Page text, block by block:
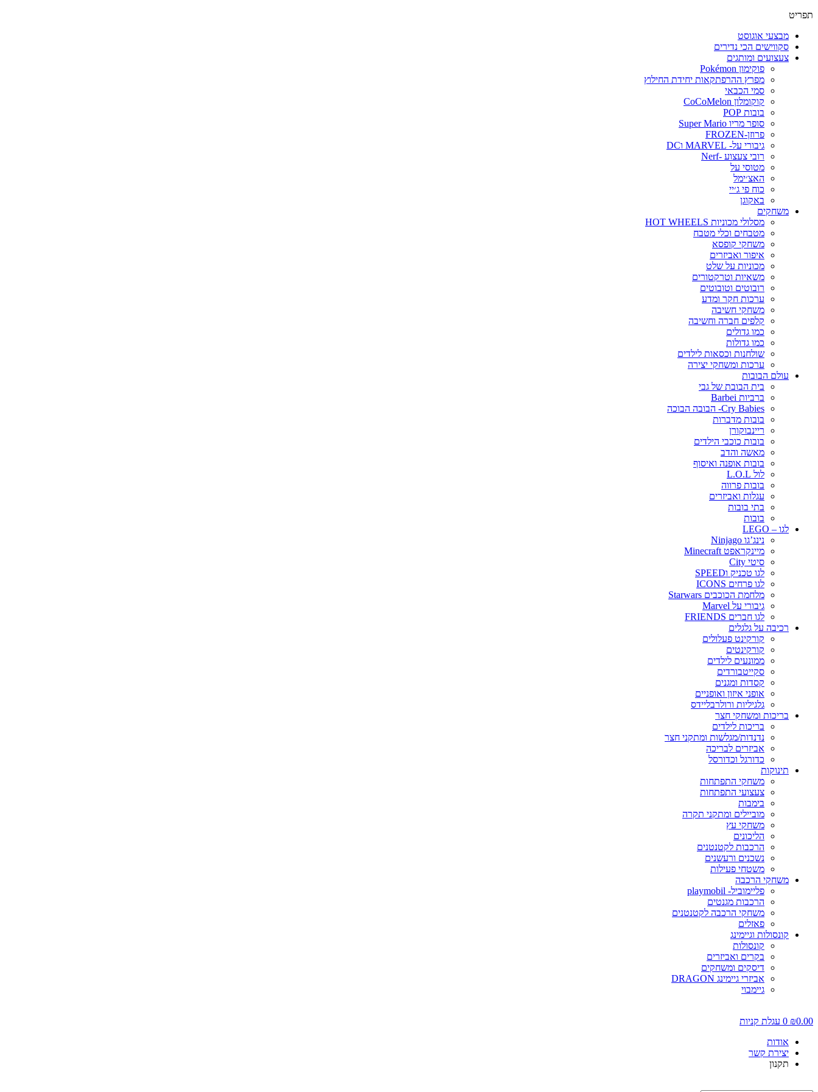
תפריט
מבצעי אוגוסט
סקווישים הכי נדירים
צעצועים ומותגים
פוקימון Pokémon
מפרץ ההרפתקאות יחידת החילוץ
סמי הכבאי
קוקומלון CoCoMelon
בובות POP
סופר מריו Super Mario
פרוזן-FROZEN
גיבורי על- MARVEL וDC
רובי צעצוע -Nerf
מטוסי על
האצ׳ימל
כוח פי ג׳יי
באקוגן
משחקים
מסלולי מכוניות HOT WHEELS
מטבחים וכלי מטבח
משחקי קופסא
איפור ואביזרים
מכוניות על שלט
משאיות וטרקטורים
רובוטים וטובוטים
ערכות חקר ומדע
משחקי חשיבה
קלפים חברה וחשיבה
כמו גדולים
כמו גדולות
שולחנות וכסאות לילדים
ערכות ומשחקי יצירה
עולם הבובות
בית הבובת של גבי
ברביות Barbei
Cry Babies- הבובה הבוכה
בובות מדברות
ריינבוקורן
בובות כוכבי הילדים
מאשה והדב
בובות אופנה ואיסוף
לול L.O.L
בובות פרווה
עגלות ואביזרים
בתי בובות
בובות
לגו – LEGO
נינג’גו Ninjago
מיינקראפט Minecraft
סיטי City
לגו טכניק וSPEED
לגו פרחים ICONS
מלחמת הכוכבים Starwars
גיבורי על Marvel
לגו חברים FRIENDS
רכיבה על גלגלים
קורקינט פעלולים
קורקינטים
ממונעים לילדים
סקייטבורדים
קסדות ומגנים
אופני איזון ואופניים
גלגיליות ורולרבליידס
בריכות ומשחקי חצר
בריכות לילדים
נדנדות/מגלשות ומתקני חצר
אביזרים לבריכה
כדורגל וכדורסל
תינוקות
משחקי התפתחות
צעצועי התפתחות
בימבות
מוביילים ומתקני תקרה
משחקי עץ
הליכונים
הרכבות לקטנטנים
נשכנים ורעשנים
משטחי פעילות
משחקי הרכבה
פליימוביל- playmobil
הרכבות מגנטים
משחקי הרכבה לקטנטנים
פאזלים
קונסולות וגיימינג
קונסולות
בקרים ואביזרים
דיסקים ומשחקים
אביזרי גיימינג DRAGON
גיימבוי
₪0.00
0 עגלת קניות
אודות
יצירת קשר
תקנון